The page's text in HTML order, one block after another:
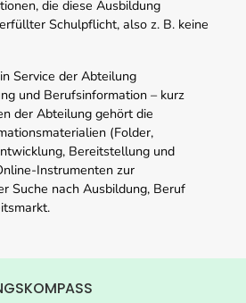
die diese Ausbildung
Schulpflicht, also z. B. keine
Service der Abteilung
und Berufsinformation – kurz
der Abteilung gehört die
(Folder,
Bereitstellung und
Instrumenten zur
Suche nach Ausbildung, Beruf